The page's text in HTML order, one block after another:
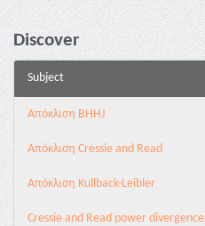
Discover
Subject
Aπόκλιση BHHJ
Aπόκλιση Cressie and Read
Aπόκλιση Kullback-Leibler
Cressie and Read power divergence